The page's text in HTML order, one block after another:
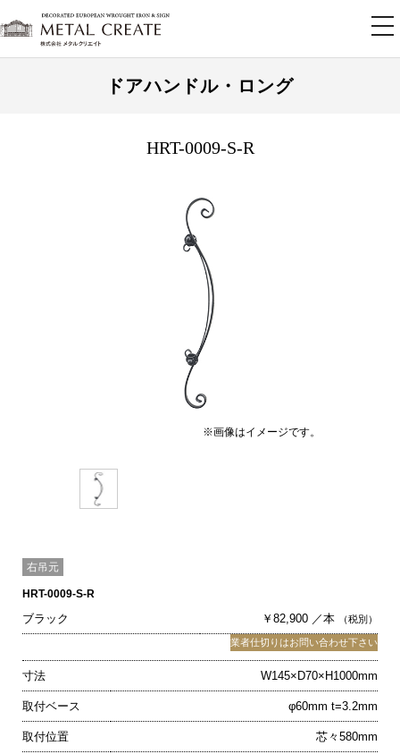
ドアハンドル・ロング
HRT-0009-S-R
※画像はイメージです。
右吊元
HRT-0009-S-R
ブラック ￥82,900 ／本 （税別）
業者仕切りはお問い合わせ下さい
寸法 W145×D70×H1000mm
取付ベース φ60mm t=3.2mm
取付位置 芯々580mm